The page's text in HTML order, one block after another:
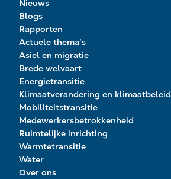
Nieuws
Blogs
Rapporten
Actuele thema’s
Asiel en migratie
Brede welvaart
Energietransitie
Klimaatverandering en klimaatbeleid
Mobiliteitstransitie
Medewerkersbetrokkenheid
Ruimtelijke inrichting
Warmtetransitie
Water
Over ons